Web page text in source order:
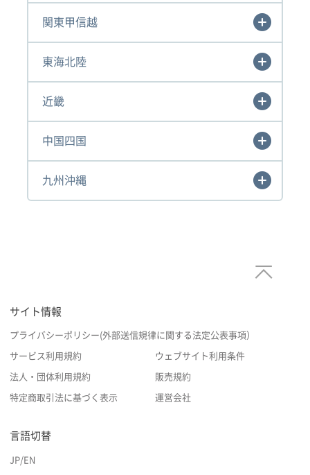
関東甲信越
東海北陸
近畿
中国四国
九州沖縄
サイト情報
プライバシーポリシー(外部送信規律に関する法定公表事項）
サービス利用規約 ウェブサイト利用条件
法人・団体利用規約 販売規約
特定商取引法に基づく表示 運営会社
言語切替
JP/EN